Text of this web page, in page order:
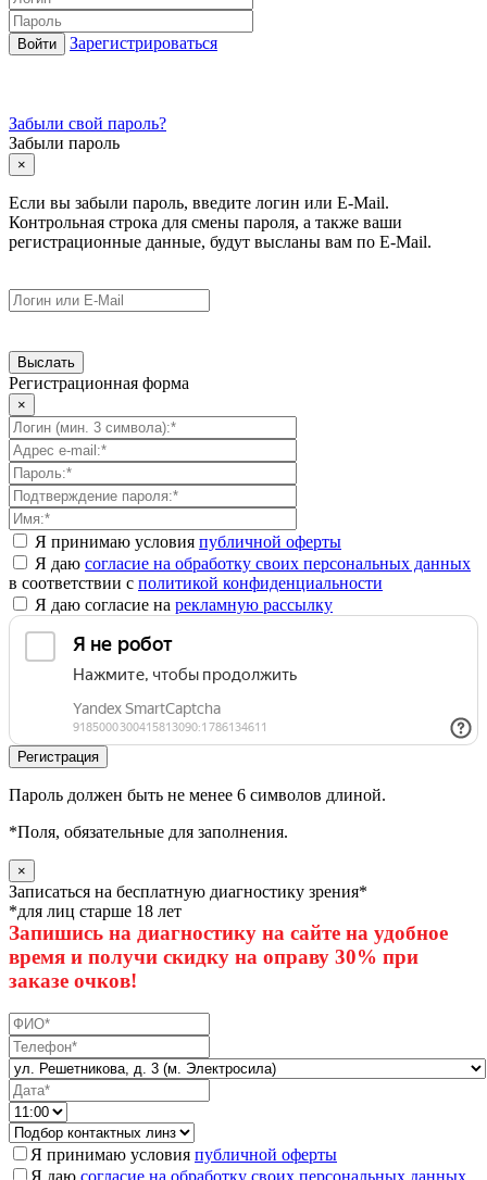
Зарегистрироваться
Забыли свой пароль?
Забыли пароль
×
Если вы забыли пароль, введите логин или E-Mail.
Контрольная строка для смены пароля, а также ваши
регистрационные данные, будут высланы вам по E-Mail.
Регистрационная форма
×
Я принимаю условия публичной оферты
Я даю согласие на обработку своих персональных данных
в соответствии с политикой конфиденциальности
Я даю согласие на рекламную рассылку
Пароль должен быть не менее 6 символов длиной.
*Поля, обязательные для заполнения.
×
Записаться на бесплатную диагностику зрения*
*для лиц старше 18 лет
Запишись на диагностику на сайте на удобное
время и получи скидку на оправу 30% при
заказе очков!
Я принимаю условия публичной оферты
Я даю согласие на обработку своих персональных данных